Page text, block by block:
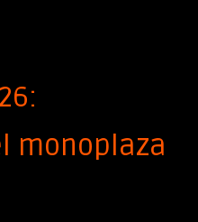
monoplaza